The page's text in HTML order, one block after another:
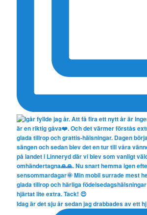
Idag är det sju år sedan jag drabbades av ett hj